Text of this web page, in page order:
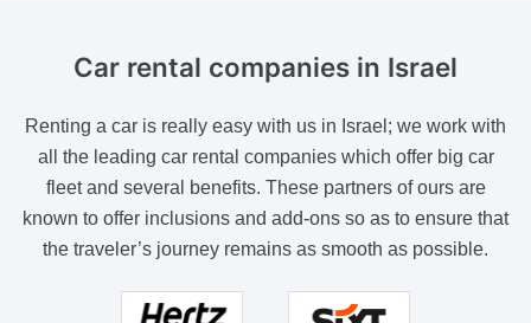
Car rental companies in Israel
Renting a car is really easy with us in Israel; we work with
all the leading car rental companies which offer big car
fleet and several benefits. These partners of ours are
known to offer inclusions and add-ons so as to ensure that
the traveler’s journey remains as smooth as possible.